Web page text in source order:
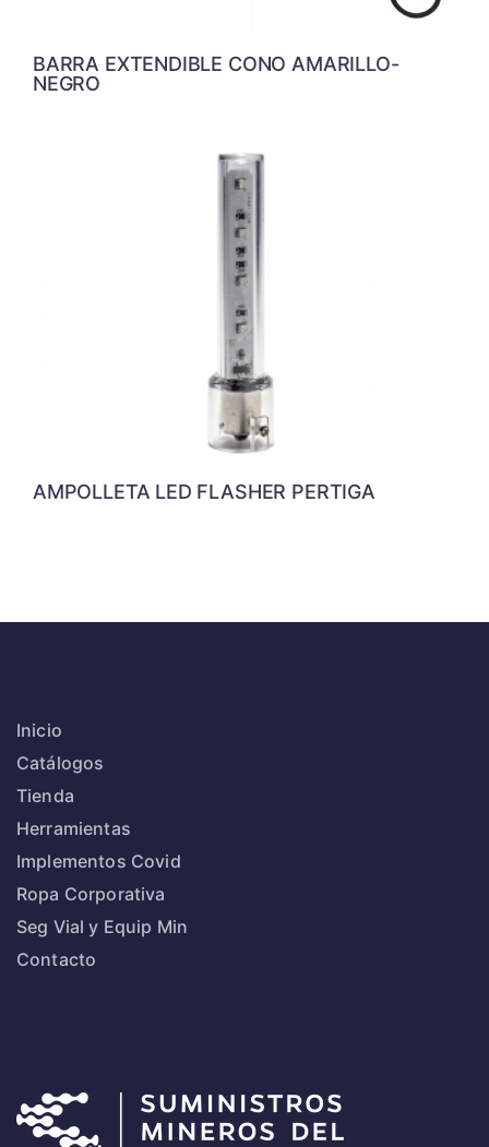
BARRA EXTENDIBLE CONO AMARILLO-
NEGRO
AMPOLLETA LED FLASHER PERTIGA
Inicio
Catálogos
Tienda
Herramientas
Implementos Covid
Ropa Corporativa
Seg Vial y Equip Min
Contacto